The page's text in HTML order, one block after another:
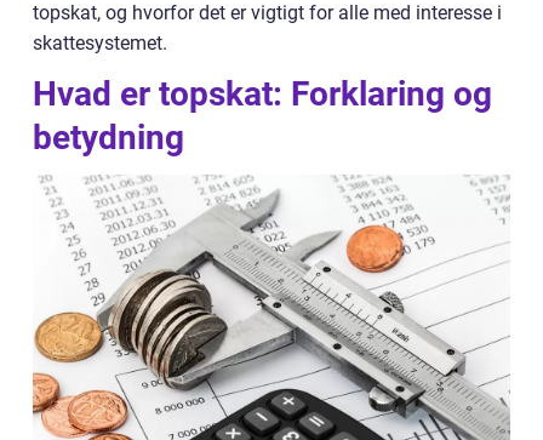
topskat, og hvorfor det er vigtigt for alle med interesse i
skattesystemet.
Hvad er topskat: Forklaring og
betydning